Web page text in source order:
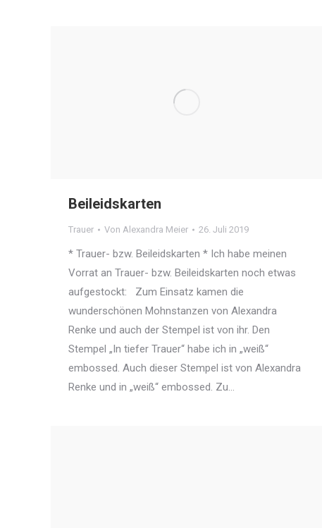
Beileidskarten
Trauer Von Alexandra Meier 26. Juli 2019
* Trauer- bzw. Beileidskarten * Ich habe meinen
Vorrat an Trauer- bzw. Beileidskarten noch etwas
aufgestockt: Zum Einsatz kamen die
wunderschönen Mohnstanzen von Alexandra
Renke und auch der Stempel ist von ihr. Den
Stempel „In tiefer Trauer“ habe ich in „weiß“
embossed. Auch dieser Stempel ist von Alexandra
Renke und in „weiß“ embossed. Zu…